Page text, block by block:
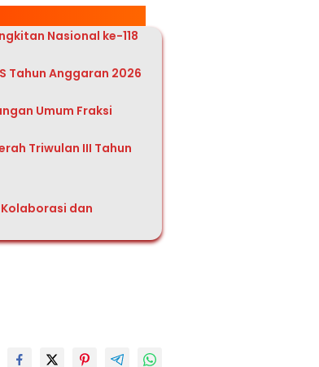
Nasional ke-118
Tahun Anggaran 2026
Umum Fraksi
Triwulan III Tahun
Kolaborasi dan